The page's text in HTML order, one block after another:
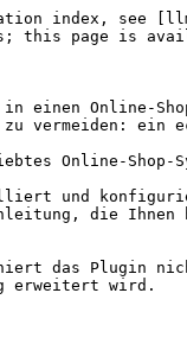
index, see
this page is
einen Online-
vermeiden: ein
Online-Shop-
und
die
das Plugin